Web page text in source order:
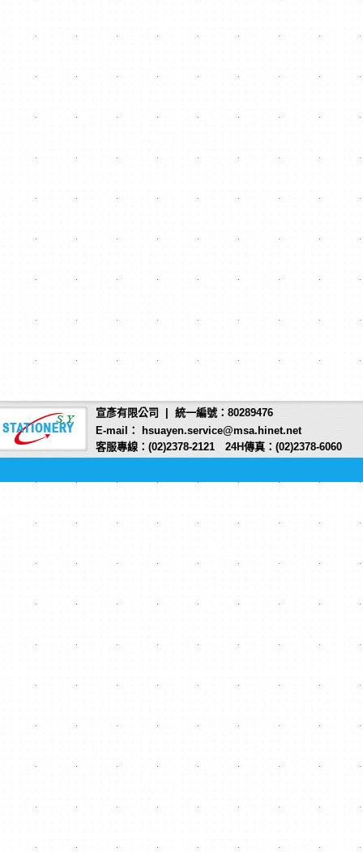
PAPER-ONE A4進口
800元/2
箱
宣彥有限公司 | 統一編號：80289476
E-mail： hsuayen.service@msa.hinet.net
客服專線：(02)2378-2121 24H傳真：(02)2378-6060